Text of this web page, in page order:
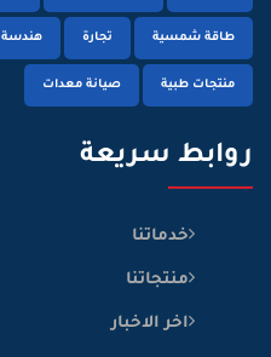
طاقة شمسية تجارة هندسة
منتجات طبية صيانة معدات
روابط سريعة
خدماتنا
منتجاتنا
اخر الاخبار